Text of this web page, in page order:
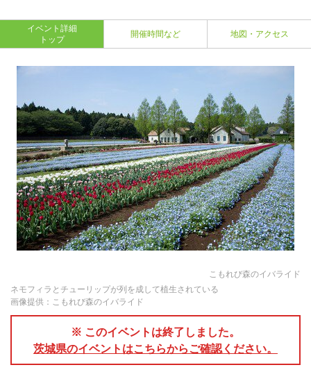
イベント詳細
トップ
開催時間など 地図・アクセス
こもれび森のイバライド
ネモフィラとチューリップが列を成して植生されている
画像提供：こもれび森のイバライド
※ このイベントは終了しました。
茨城県のイベントはこちらからご確認ください。